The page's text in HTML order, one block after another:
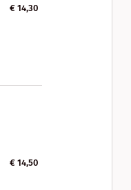
€ 14,30
€ 14,50